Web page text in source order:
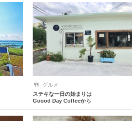
グルメ
ステキな一日の始まりは
Goood Day Coffeeから